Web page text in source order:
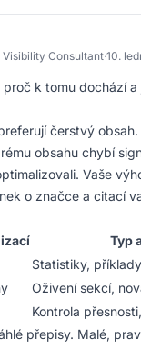
Visibility Consultant·10.
k tomu dochází
čerstvý
obsahu chybí
Vaše
o značce a citací
Typ
Statistiky,
Oživení sekcí,
Kontrola
přepisy. Malé,